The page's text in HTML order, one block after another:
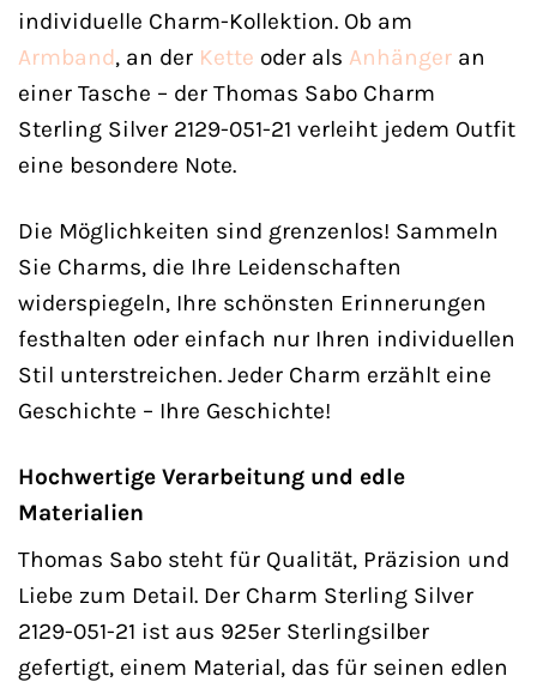
individuelle Charm-Kollektion. Ob am
Armband, an der Kette oder als Anhänger an
einer Tasche – der Thomas Sabo Charm
Sterling Silver 2129-051-21 verleiht jedem Outfit
eine besondere Note.
Die Möglichkeiten sind grenzenlos! Sammeln
Sie Charms, die Ihre Leidenschaften
widerspiegeln, Ihre schönsten Erinnerungen
festhalten oder einfach nur Ihren individuellen
Stil unterstreichen. Jeder Charm erzählt eine
Geschichte – Ihre Geschichte!
Hochwertige Verarbeitung und edle
Materialien
Thomas Sabo steht für Qualität, Präzision und
Liebe zum Detail. Der Charm Sterling Silver
2129-051-21 ist aus 925er Sterlingsilber
gefertigt, einem Material, das für seinen edlen